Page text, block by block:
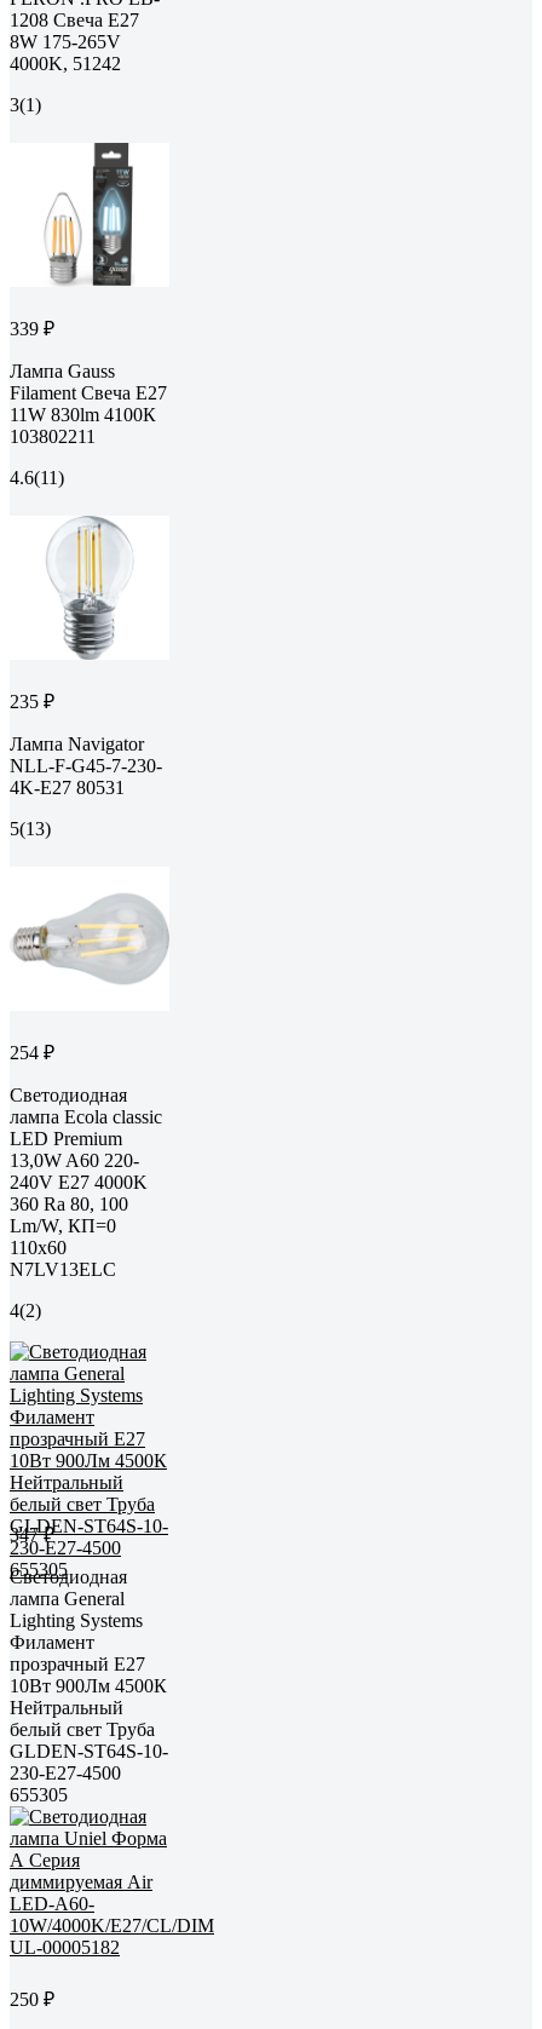
1208 Свеча E27
8W 175-265V
4000K, 51242
3(1)
339 ₽
Лампа Gauss
Filament Свеча Е27
11W 830lm 4100К
103802211
4.6(11)
235 ₽
Лампа Navigator
NLL-F-G45-7-230-
4K-E27 80531
5(13)
254 ₽
Светодиодная
лампа Ecola classic
LED Premium
13,0W A60 220-
240V E27 4000K
360 Ra 80, 100
Lm/W, КП=0
110x60
N7LV13ELC
4(2)
347 ₽
Светодиодная
лампа General
Lighting Systems
Филамент
прозрачный E27
10Вт 900Лм 4500К
Нейтральный
белый свет Труба
GLDEN-ST64S-10-
230-E27-4500
655305
250 ₽